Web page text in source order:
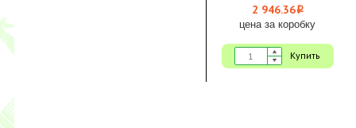
2 946.36i
цена за коробку
Купить